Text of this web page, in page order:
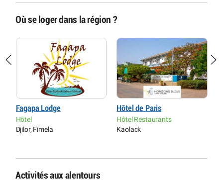
Où se loger dans la région ?
Fagapa Lodge
Hôtel
Djilor, Fimela
Hôtel de Paris
Hôtel Restaurants
Kaolack
Activités aux alentours